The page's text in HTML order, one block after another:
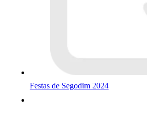
Festas de Segodim 2024